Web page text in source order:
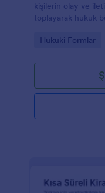
kişilerin olay ve
toplayarak hukuk
Go to Category:
Hukuki Formlar